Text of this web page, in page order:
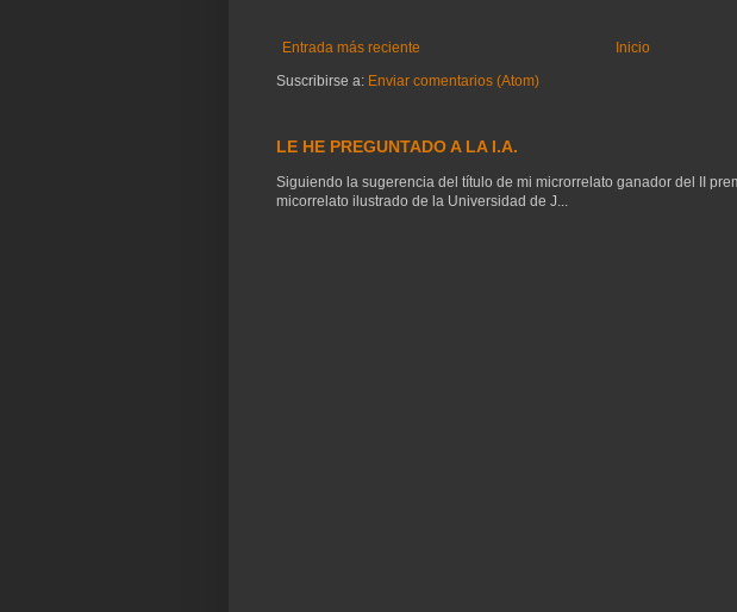
Entrada más reciente
Inicio
Suscribirse a: Enviar comentarios (Atom)
LE HE PREGUNTADO A LA I.A.
Siguiendo la sugerencia del título de mi microrrelato ganador del II
micorrelato ilustrado de la Universidad de J...